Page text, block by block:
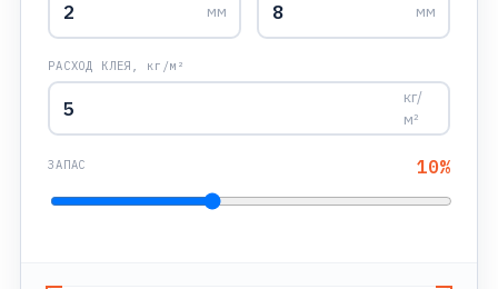
мм мм
РАСХОД КЛЕЯ, кг/м²
кг/
м²
ЗАПАС 10%